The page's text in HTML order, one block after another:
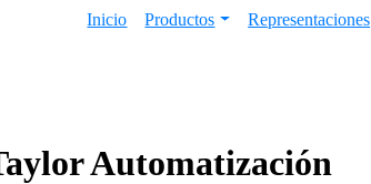
Inicio Productos Representaciones
Automatización